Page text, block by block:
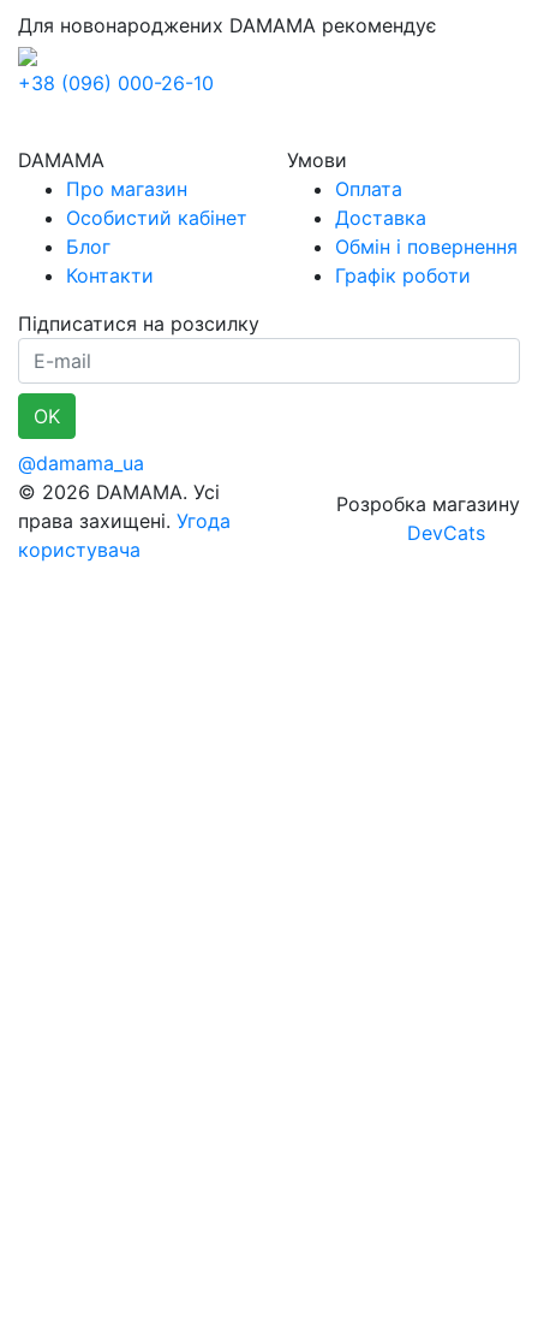
Для новонароджених DAMAMA рекомендує
+38 (096) 000-26-10
DAMAMA
Про магазин
Особистий кабінет
Блог
Контакти
Умови
Оплата
Доставка
Обмін і повернення
Графік роботи
Підписатися на розсилку
E-mail
OK
@damama_ua
© 2026 DAMAMA. Усі
права захищені. Угода
користувача
Розробка магазину
DevCats